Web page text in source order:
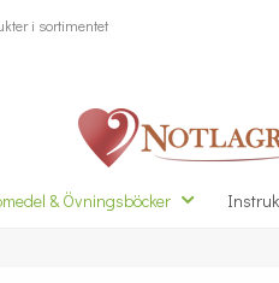
i sortimentet
& Övningsböcker